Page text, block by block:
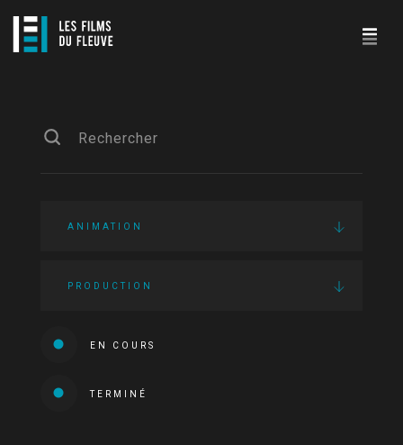
ANIMATION
PRODUCTION
EN COURS
TERMINÉ